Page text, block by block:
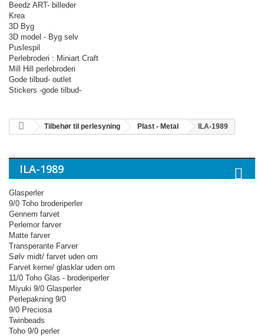
Beedz ART- billeder
Krea
3D Byg
3D model - Byg selv
Puslespil
Perlebroderi : Miniart Craft
Mill Hill perlebroderi
Gode tilbud- outlet
Stickers -gode tilbud-
Tilbehør til perlesyning Plast - Metal ILA-1989
ILA-1989
Glasperler
9/0 Toho broderiperler
Gennem farvet
Perlemor farver
Matte farver
Transperante Farver
Sølv midt/ farvet uden om
Farvet kerne/ glasklar uden om
11/0 Toho Glas - broderiperler
Miyuki 9/0 Glasperler
Perlepakning 9/0
9/0 Preciosa
Twinbeads
Toho 9/0 perler